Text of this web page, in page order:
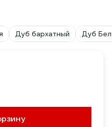
Дуб бархатный Дуб